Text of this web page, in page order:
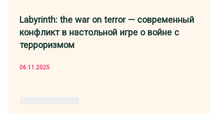
Labyrinth: the war on terror — современный
конфликт в настольной игре о войне с
терроризмом
06.11.2025